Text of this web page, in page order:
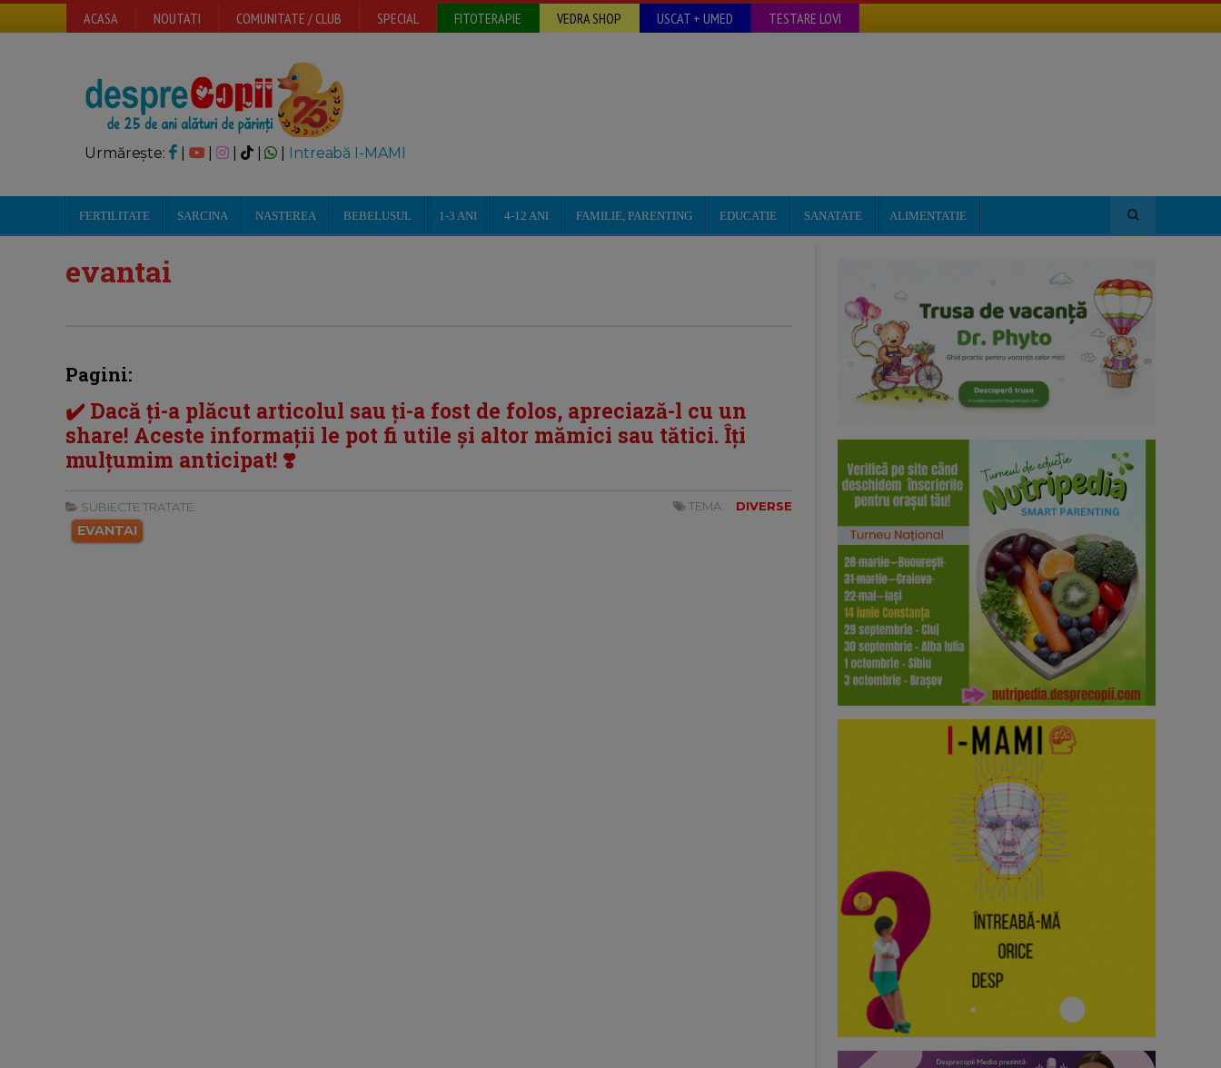
ACASA NOUTATI COMUNITATE / CLUB SPECIAL FITOTERAPIE VEDRA SHOP USCAT + UMED TESTARE LOVI
Urmărește: | | Intreabă I-MAMI
FERTILITATE SARCINA NASTEREA BEBELUSUL 1-3 ANI 4-12 ANI FAMILIE, PARENTING EDUCATIE SANATATE ALIMENTATIE
evantai
Pagini:
✔️ Dacă ți-a plăcut articolul sau ți-a fost de folos, apreciază-l cu un
share! Aceste informații le pot fi utile și altor mămici sau tătici. Îți
mulțumim anticipat! ❣️
SUBIECTE TRATATE:
EVANTAI
TEMA: DIVERSE